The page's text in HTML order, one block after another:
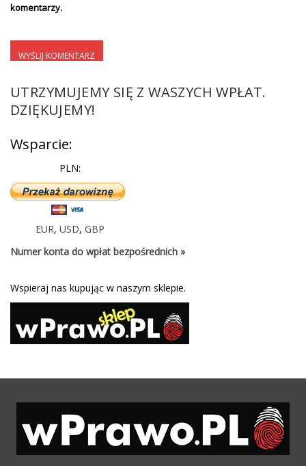
komentarzy.
UTRZYMUJEMY SIĘ Z WASZYCH WPŁAT.
DZIĘKUJEMY!
Wsparcie:
PLN:
EUR, USD, GBP
Numer konta do wpłat bezpośrednich »
Wspieraj nas kupując w naszym sklepie.